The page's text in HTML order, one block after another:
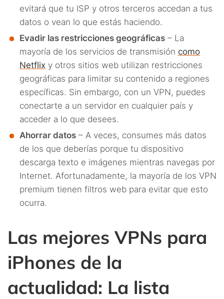
evitará que tu ISP y otros terceros accedan a tus
datos o vean lo que estás haciendo.
Evadir las restricciones geográficas– La
mayoría de los servicios de transmisión como
Netflixy otros sitios web utilizan restricciones
geográficas para limitar su contenido a regiones
específicas. Sin embargo, con un VPN, puedes
conectarte a un servidor en cualquier país y
acceder a lo que desees.
Ahorrar datos– A veces, consumes más datos
de los que deberías porque tu dispositivo
descarga texto e imágenes mientras navegas por
Internet. Afortunadamente, la mayoría de los VPN
premium tienen filtros web para evitar que esto
ocurra.
Las mejores VPNs para
iPhones de la
actualidad: La lista